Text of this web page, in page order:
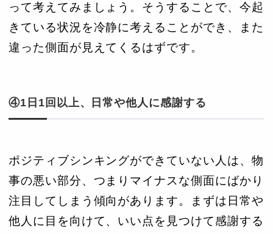
って考えてみましょう。そうすることで、今起
きている状況を冷静に考えることができ、また
違った側面が見えてくるはずです。
④1日1回以上、日常や他人に感謝する
ポジティブシンキングができていない人は、物
事の悪い部分、つまりマイナスな側面にばかり
注目してしまう傾向があります。まずは日常や
他人に目を向けて、いい点を見つけて感謝する